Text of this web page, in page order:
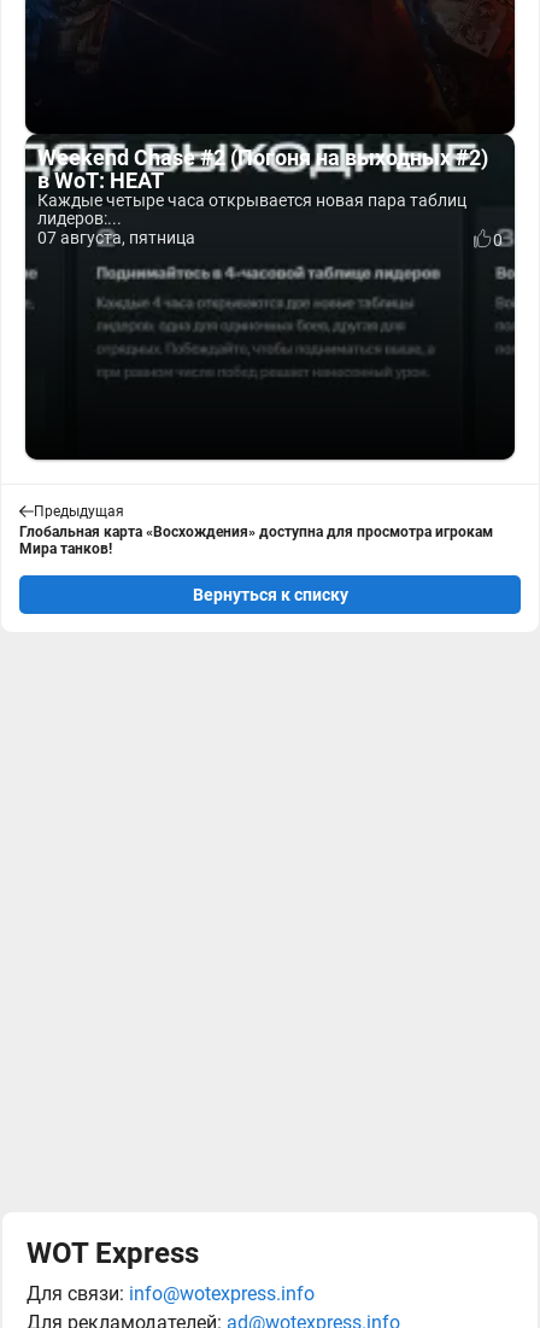
Weekend Chase #2 (Погоня на выходных #2)
в WoT: HEAT
Каждые четыре часа открывается новая пара таблиц
лидеров:...
07 августа, пятница
0
Предыдущая
Глобальная карта «Восхождения» доступна для просмотра игрокам
Мира танков!
Вернуться к списку
WOT Express
Для связи: info@wotexpress.info
Для рекламодателей: ad@wotexpress.info